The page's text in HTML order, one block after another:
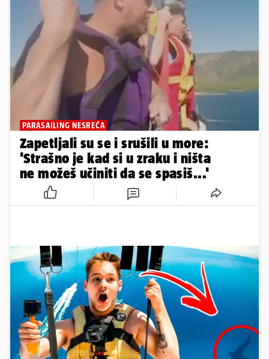
PARASAILING NESREĆA
Zapetljali su se i srušili u more:
'Strašno je kad si u zraku i ništa
ne možeš učiniti da se spasiš...'